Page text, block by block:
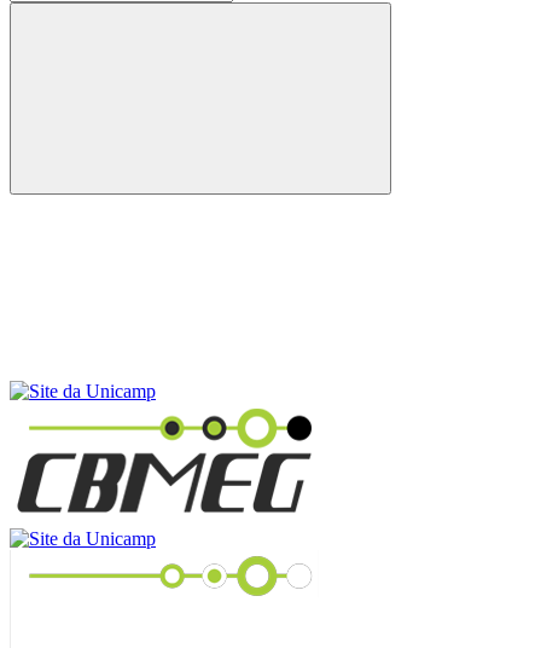
Buscar